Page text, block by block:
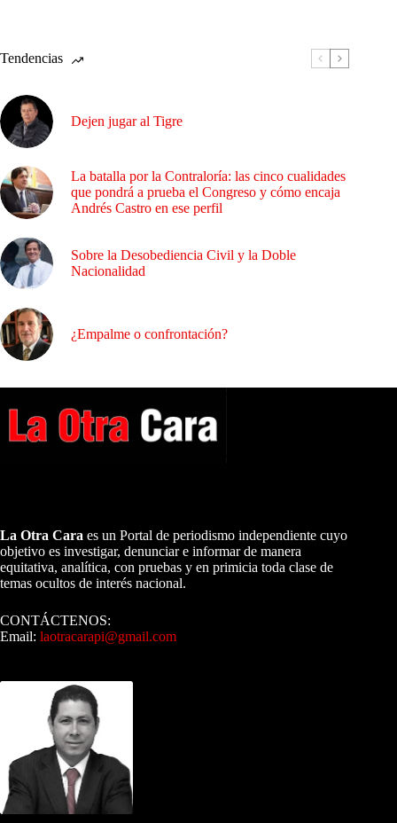
Tendencias
Dejen jugar al Tigre
La batalla por la Contraloría: las cinco cualidades
que pondrá a prueba el Congreso y cómo encaja
Andrés Castro en ese perfil
Sobre la Desobediencia Civil y la Doble
Nacionalidad
¿Empalme o confrontación?
La Otra Cara es un Portal de periodismo independiente cuyo
objetivo es investigar, denunciar e informar de manera
equitativa, analítica, con pruebas y en primicia toda clase de
temas ocultos de interés nacional.
CONTÁCTENOS:
Email: laotracarapi@gmail.com